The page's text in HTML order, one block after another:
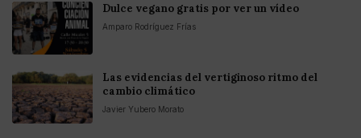
Dulce vegano gratis por ver un vídeo
Amparo Rodríguez Frías
Las evidencias del vertiginoso ritmo del
cambio climático
Javier Yubero Morato